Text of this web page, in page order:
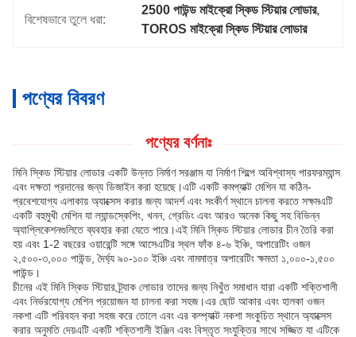
বিশেষভাবে তুলে ধরা:
2500 পাউন্ড মাইক্রো স্কিড স্টিয়ার লোডার,
TOROS মাইক্রো স্কিড স্টিয়ার লোডার
পণ্যের বিবরণ
পণ্যের বর্ণনাঃ
মিনি স্কিড স্টিয়ার লোডার একটি উন্নত নির্মাণ সরঞ্জাম যা নির্মাণ শিল্পে অবিশ্বাস্য পারফরম্যান্স
এবং দক্ষতা প্রদানের জন্য ডিজাইন করা হয়েছে।এটি একটি কমপ্যাক্ট মেশিন যা কঠিন-
প্রবেশযোগ্য এলাকায় অ্যাক্সেস করার জন্য আদর্শ এবং সংকীর্ণ স্থানে চালনা করতে সক্ষমএটি
একটি বহুমুখী মেশিন যা ল্যান্ডস্কেপিং, খনন, গ্রেডিং এবং আরও অনেক কিছু সহ বিভিন্ন
অ্যাপ্লিকেশনগুলিতে ব্যবহার করা যেতে পারে।এই মিনি স্কিড স্টিয়ার লোডার চীন তৈরি করা
হয় এবং 1-2 বছরের ওয়ারেন্টি সঙ্গে আসেএটির স্থল ফাঁক ৪-৬ ইঞ্চি, অপারেটিং ওজন
২,৫০০-৩,০০০ পাউন্ড, দৈর্ঘ্য ৯০-১০০ ইঞ্চি এবং নামমাত্র অপারেটিং ক্ষমতা ১,০০০-১,৫০০
পাউন্ড।
চীনের এই মিনি স্কিড স্টিয়ার ট্র্যাক লোডার তাদের জন্য নিখুঁত সমাধান যারা একটি শক্তিশালী
এবং নির্ভরযোগ্য মেশিন প্রয়োজন যা চালনা করা সহজ।এর ছোট আকার এবং হালকা ওজন
নকশা এটি পরিবহন করা সহজ করে তোলে এবং এর কম্প্যাক্ট নকশা সংকুচিত স্থানে অ্যাক্সেস
করার অনুমতি দেয়এটি একটি শক্তিশালী ইঞ্জিন এবং বিস্তৃত সংযুক্তির সাথে সজ্জিত যা এটিকে